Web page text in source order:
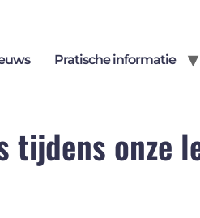
Pratische informatie
tijdens onze